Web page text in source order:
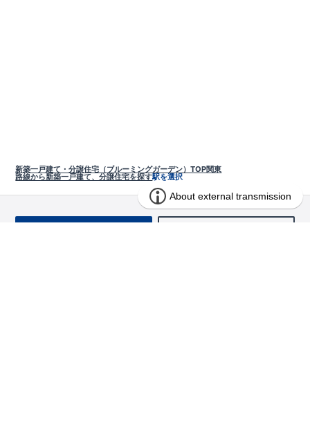
新築一戸建て・分譲住宅（ブルーミングガーデン）TOP関東
路線から新築一戸建て、分譲住宅を探す駅を選択